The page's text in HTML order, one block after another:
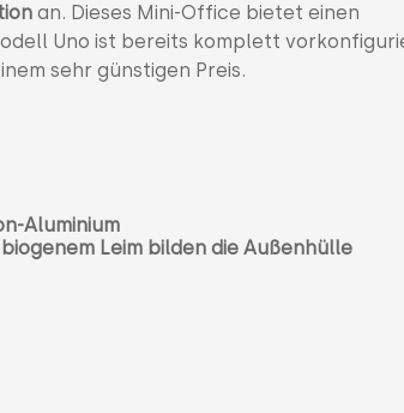
an. Dieses Mini-Office bietet einen
Uno ist bereits komplett
sehr günstigen Preis.
Aluminium
Leim bilden die Außenhülle